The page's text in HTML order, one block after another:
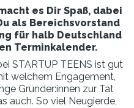
es Dir Spaß, dabei
als Bereichsvorstand
für halb Deutschland
Terminkalender.
STARTUP TEENS ist gut
welchem Engagement,
Gründer:innen zur Tat
auch. So viel Neugierde,